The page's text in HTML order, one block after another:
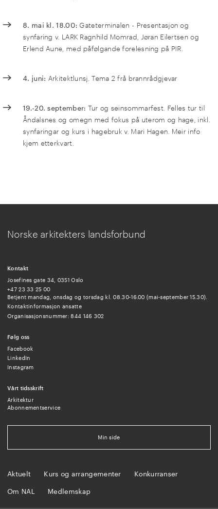
8. mai kl. 18.00: Gateterminalen - Presentasjon og
synfaring v. LARK Ragnhild Momrad, Jøran Eilertsen og
Erlend Aune, med påfølgande forelesning på PIR.
4. juni: Arkitektlunsj. Tema 2 frå brannrådgjevar
19.-20. september: Tur og seinsommarfest. Felles tur til
Åndalsnes og omegn med fokus på uterom og hage, inkl.
synfaringar og kurs i hagebruk v. Mari Hagen. Meir info
kjem etterkvart.
Norske arkitekters landsforbund
Kontakt
Josefines gate 34, 0351 Oslo
+47 23 33 25 00
Betjent mandag, onsdag og torsdag kl. 08.30-16.00 (mai-september 15.30).
Kontaktinformasjon ansatte
Organisasjonsnummer: 844 146 302
Følg oss
Facebook
LinkedIn
Instagram
Vårt tidsskrift
Arkitektur
Abonnementservice
Min side
Aktuelt Kurs og arrangementer Konkurranser
Om NAL Medlemskap